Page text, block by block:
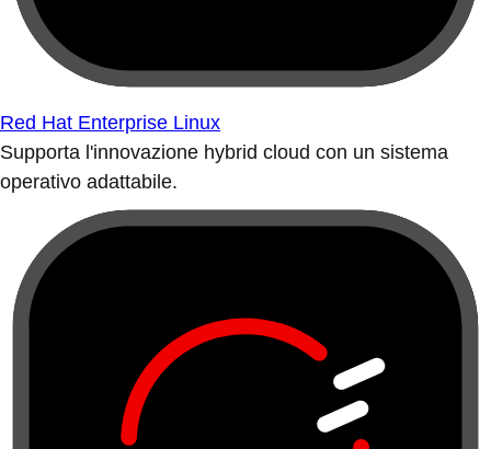
Red Hat Enterprise Linux
Supporta l'innovazione hybrid cloud con un sistema
operativo adattabile.